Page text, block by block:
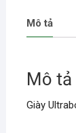
Mô tả
Mô tả
Giày